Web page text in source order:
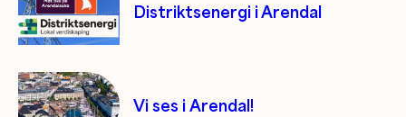
Distriktsenergi i Arendal
Vi ses i Arendal!